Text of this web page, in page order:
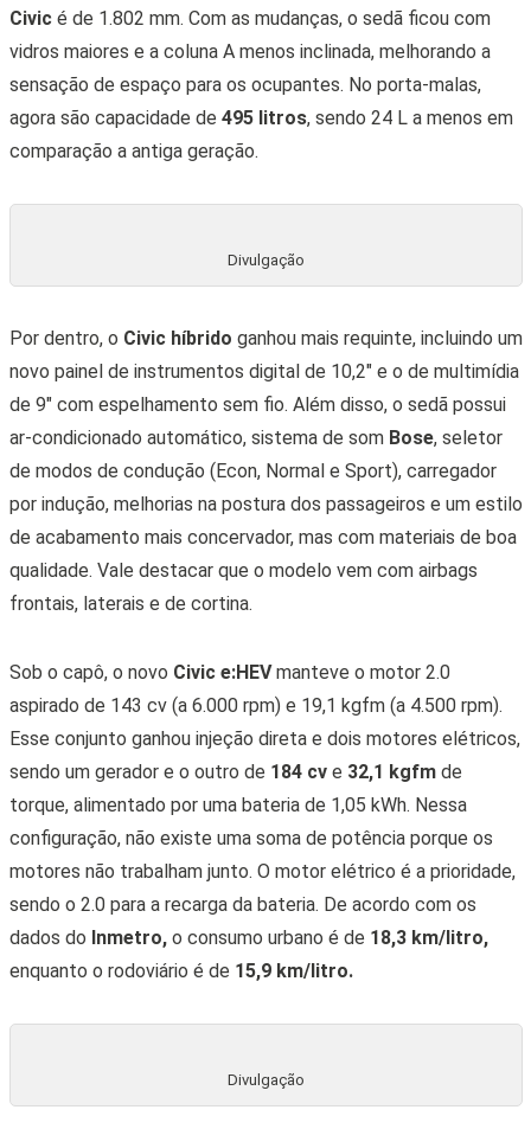
Civic é de 1.802 mm. Com as mudanças, o sedã ficou com
vidros maiores e a coluna A menos inclinada, melhorando a
sensação de espaço para os ocupantes. No porta-malas,
agora são capacidade de 495 litros, sendo 24 L a menos em
comparação a antiga geração.
Divulgação
Por dentro, o Civic híbrido ganhou mais requinte, incluindo um
novo painel de instrumentos digital de 10,2″ e o de multimídia
de 9″ com espelhamento sem fio. Além disso, o sedã possui
ar-condicionado automático, sistema de som Bose, seletor
de modos de condução (Econ, Normal e Sport), carregador
por indução, melhorias na postura dos passageiros e um estilo
de acabamento mais concervador, mas com materiais de boa
qualidade. Vale destacar que o modelo vem com airbags
frontais, laterais e de cortina.
Sob o capô, o novo Civic e:HEVmanteve o motor 2.0
aspirado de 143 cv (a 6.000 rpm) e 19,1 kgfm (a 4.500 rpm).
Esse conjunto ganhou injeção direta e dois motores elétricos,
sendo um gerador e o outro de 184 cv e 32,1 kgfmde
torque, alimentado por uma bateria de 1,05 kWh. Nessa
configuração, não existe uma soma de potência porque os
motores não trabalham junto. O motor elétrico é a prioridade,
sendo o 2.0 para a recarga da bateria. De acordo com os
dados do Inmetro,o consumo urbano é de 18,3 km/litro,
enquanto o rodoviário é de 15,9 km/litro.
Divulgação